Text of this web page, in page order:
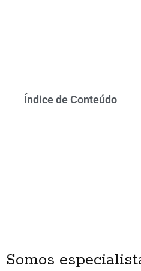
Índice de Conteúdo
Somos